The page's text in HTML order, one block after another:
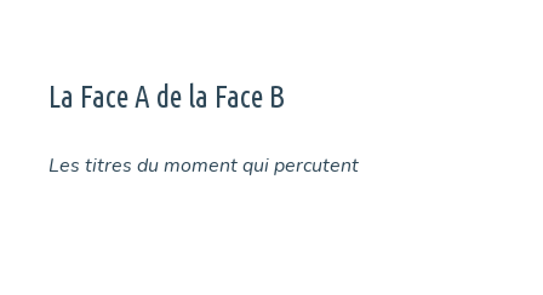
La Face A de la Face B
Les titres du moment qui percutent